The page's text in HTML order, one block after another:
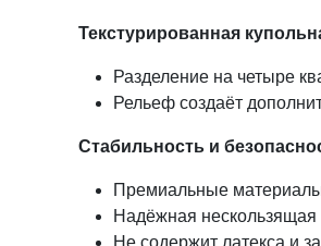
Текстурированная
Разделение на четыре
Рельеф создаёт
Стабильность и
Премиальные материалы
Надёжная нескользящая
Не содержит латекса и